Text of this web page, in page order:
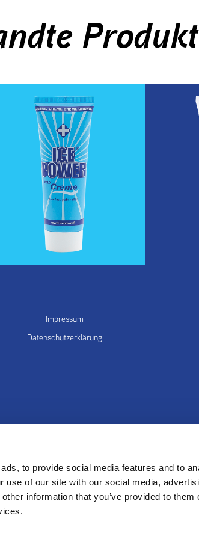
to provide social media features and to
use of our site with our social media,
information that you’ve provided to them
Impressum
Datenschutzerklärung